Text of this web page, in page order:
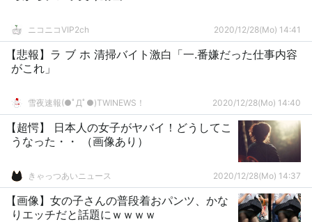
ニコニコVIP2ch 2020/12/28(Mo) 14:41
【悲報】ラ ブ ホ 清掃バイト激白「一.番嫌だった仕事内容
がこれ」
雪夜速報(●ﾟДﾟ●)TWINEWS！ 2020/12/28(Mo) 14:40
【超愕】 日本人の女子がヤバイ！どうしてこ
うなった・・ （画像あり）
きゃっつあいニュース 2020/12/28(Mo) 14:37
【画像】女の子さんの普段着おパンツ、かな
りエッチだと話題にｗｗｗｗ